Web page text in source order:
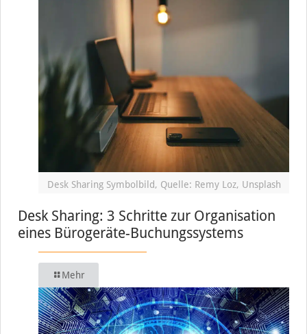
Desk Sharing Symbolbild, Quelle: Remy Loz, Unsplash
Desk Sharing: 3 Schritte zur Organisation
eines Bürogeräte-Buchungssystems
Mehr